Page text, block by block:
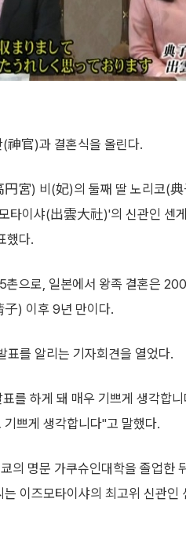
(神官)과 결혼식을 올린다.
宮) 비(妃)의 둘째 딸 노리코(典
타이샤(出雲大社)'의 신관인 센
했다.
으로, 일본에서 왕족 결혼은
) 이후 9년 만이다.
표를 알리는 기자회견을 열었다.
를 하게 돼 매우 기쁘게 생각합
쁘게 생각합니다"고 말했다.
의 명문 가쿠슈인대학을 졸업한
이즈모타이샤의 최고위 신관